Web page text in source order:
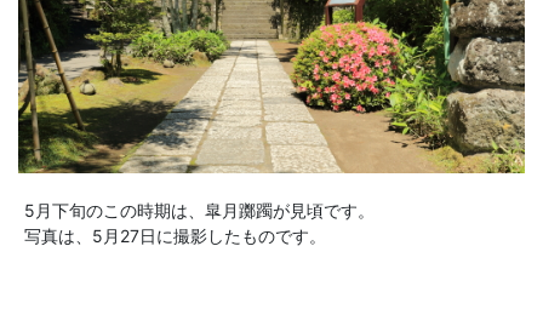
5月下旬のこの時期は、皐月躑躅が見頃です。
写真は、5月27日に撮影したものです。